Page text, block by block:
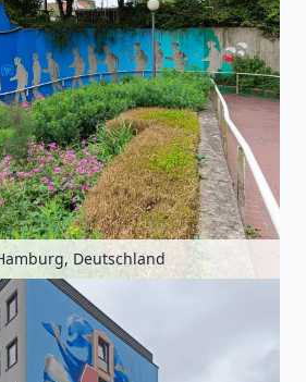
Deutschland